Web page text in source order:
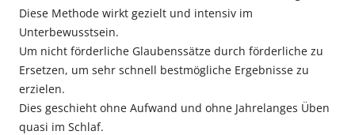
Diese Methode wirkt gezielt und intensiv im
Unterbewusstsein.
Um nicht förderliche Glaubenssätze durch förderliche zu
Ersetzen, um sehr schnell bestmögliche Ergebnisse zu
erzielen.
Dies geschieht ohne Aufwand und ohne Jahrelanges Üben
quasi im Schlaf.